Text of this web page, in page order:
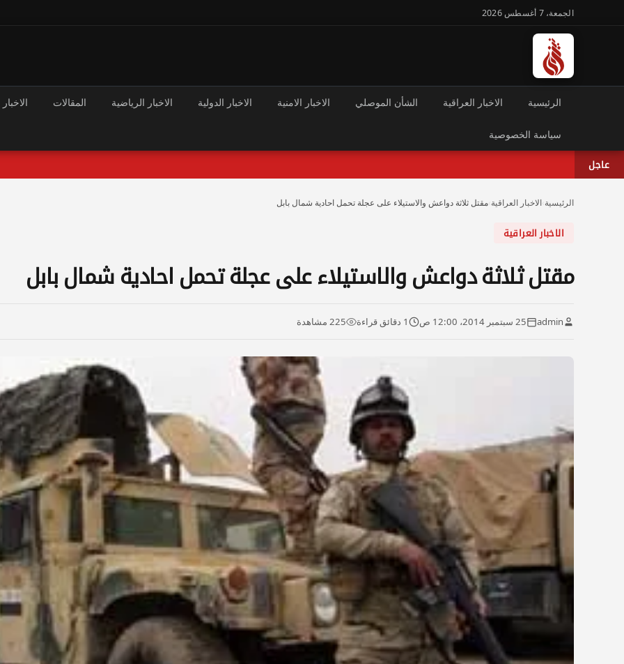
الجمعة، 7 أغسطس 2026
الرئيسية الاخبار العراقية الشأن الموصلي الاخبار الامنية الاخبار الدولية الاخبار الرياضية المقالات
سياسة الخصوصية
عاجل
الرئيسية الاخبار العراقية مقتل ثلاثة دواعش والاستيلاء على عجلة تحمل احادية شمال بابل
الاخبار العراقية
مقتل ثلاثة دواعش والاستيلاء على عجلة تحمل احادية شمال بابل
admin 25 سبتمبر 2014، 12:00 ص 1 دقائق قراءة 225 مشاهدة